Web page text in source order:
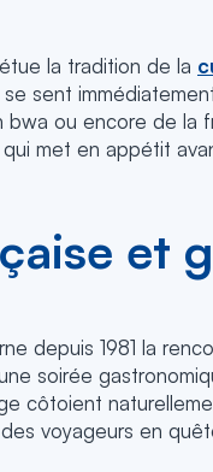
la tradition de la
sent
ou encore de la
met en appétit
et
depuis 1981 la
soirée
côtoient
voyageurs en